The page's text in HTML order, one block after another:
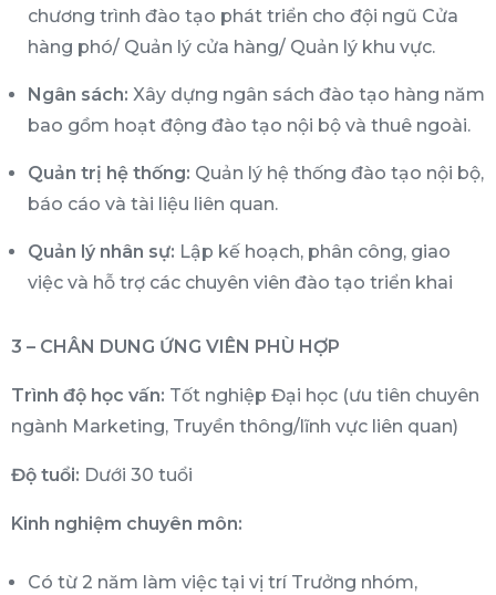
chương trình đào tạo phát triển cho đội ngũ Cửa
hàng phó/ Quản lý cửa hàng/ Quản lý khu vực.
Ngân sách: Xây dựng ngân sách đào tạo hàng năm
bao gồm hoạt động đào tạo nội bộ và thuê ngoài.
Quản trị hệ thống: Quản lý hệ thống đào tạo nội bộ,
báo cáo và tài liệu liên quan.
Quản lý nhân sự: Lập kế hoạch, phân công, giao
việc và hỗ trợ các chuyên viên đào tạo triển khai
3 – CHÂN DUNG ỨNG VIÊN PHÙ HỢP
Trình độ học vấn: Tốt nghiệp Đại học (ưu tiên chuyên
ngành Marketing, Truyền thông/lĩnh vực liên quan)
Độ tuổi: Dưới 30 tuổi
Kinh nghiệm chuyên môn:
Có từ 2 năm làm việc tại vị trí Trưởng nhóm,